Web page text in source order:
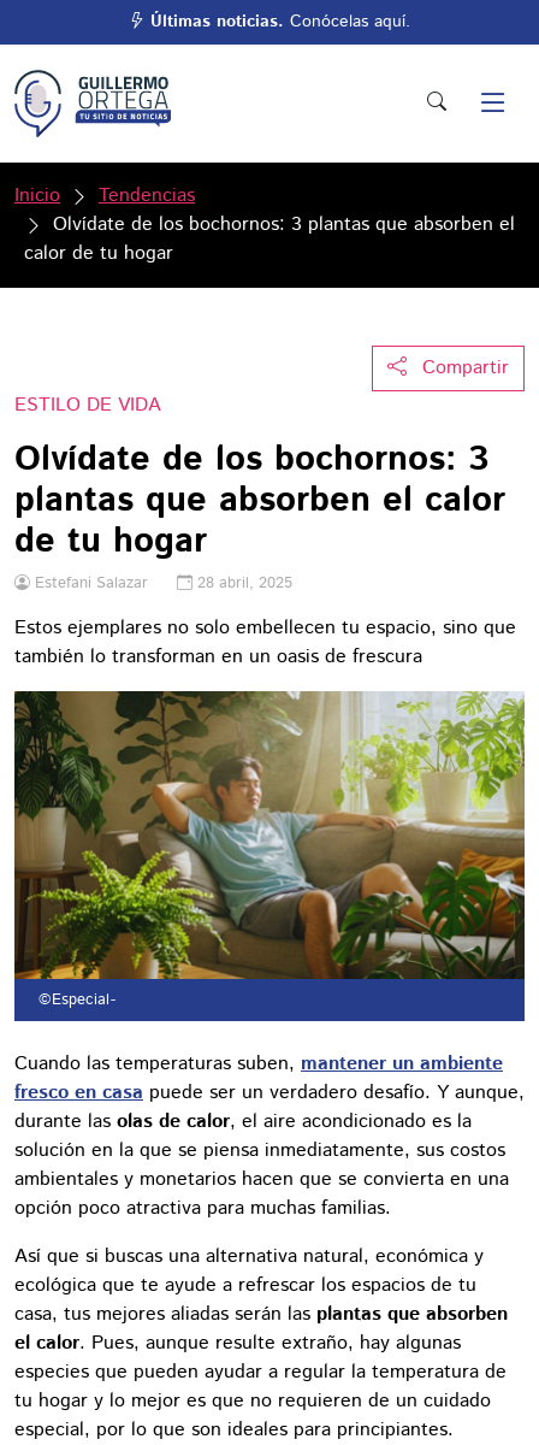
Últimas noticias. Conócelas aquí.
Inicio
Tendencias
Olvídate de los bochornos: 3 plantas que absorben el
calor de tu hogar
Compartir
ESTILO DE VIDA
Olvídate de los bochornos: 3
plantas que absorben el calor
de tu hogar
Estefani Salazar 28 abril, 2025
Estos ejemplares no solo embellecen tu espacio, sino que
también lo transforman en un oasis de frescura
©Especial-
Cuando las temperaturas suben, mantener un ambiente
fresco en casa puede ser un verdadero desafío. Y aunque,
durante las olas de calor, el aire acondicionado es la
solución en la que se piensa inmediatamente, sus costos
ambientales y monetarios hacen que se convierta en una
opción poco atractiva para muchas familias.
Así que si buscas una alternativa natural, económica y
ecológica que te ayude a refrescar los espacios de tu
casa, tus mejores aliadas serán las plantas que absorben
el calor. Pues, aunque resulte extraño, hay algunas
especies que pueden ayudar a regular la temperatura de
tu hogar y lo mejor es que no requieren de un cuidado
especial, por lo que son ideales para principiantes.